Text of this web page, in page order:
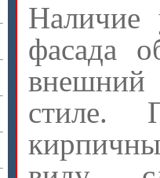
Наличие
фасада
внешний
стиле.